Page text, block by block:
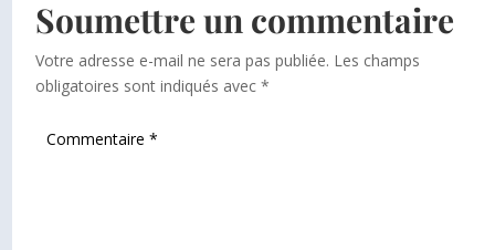
Soumettre un commentaire
Votre adresse e-mail ne sera pas publiée. Les champs
obligatoires sont indiqués avec*